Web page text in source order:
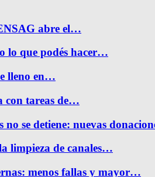
abre el…
lo que podés hacer…
lleno en…
con tareas de…
no se detiene: nuevas
limpieza de canales…
menos fallas y mayor…